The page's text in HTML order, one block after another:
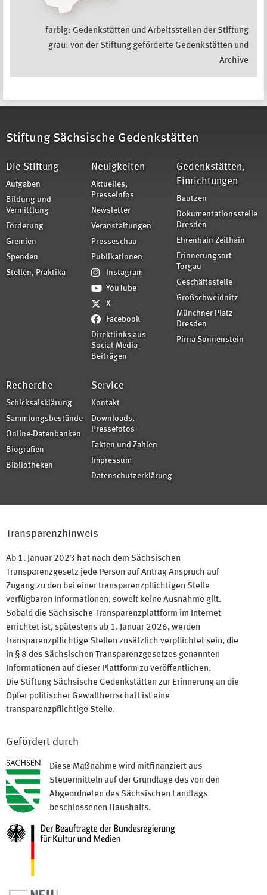
farbig: Gedenkstätten und Arbeitsstellen der Stiftung
grau: von der Stiftung geförderte Gedenkstätten und
Archive
Stiftung Sächsische Gedenkstätten
Die Stiftung
Aufgaben
Bildung und
Vermittlung
Förderung
Gremien
Spenden
Stellen, Praktika
Neuigkeiten
Aktuelles,
Presseinfos
Newsletter
Veranstaltungen
Presseschau
Publikationen
Instagram
YouTube
X
Facebook
Direktlinks aus
Social-Media-
Beiträgen
Gedenkstätten,
Einrichtungen
Bautzen
Dokumentationsstelle
Dresden
Ehrenhain Zeithain
Erinnerungsort
Torgau
Geschäftsstelle
Großschweidnitz
Münchner Platz
Dresden
Pirna-Sonnenstein
Recherche
Schicksalsklärung
Sammlungsbestände
Online-Datenbanken
Biografien
Bibliotheken
Service
Kontakt
Downloads,
Pressefotos
Fakten und Zahlen
Impressum
Datenschutzerklärung
Transparenzhinweis
Ab 1. Januar 2023 hat nach dem Sächsischen
Transparenzgesetz jede Person auf Antrag Anspruch auf
Zugang zu den bei einer transparenzpflichtigen Stelle
verfügbaren Informationen, soweit keine Ausnahme gilt.
Sobald die Sächsische Transparenzplattform im Internet
errichtet ist, spätestens ab 1. Januar 2026, werden
transparenzpflichtige Stellen zusätzlich verpflichtet sein, die
in § 8 des Sächsischen Transparenzgesetzes genannten
Informationen auf dieser Plattform zu veröffentlichen.
Die Stiftung Sächsische Gedenkstätten zur Erinnerung an die
Opfer politischer Gewaltherrschaft ist eine
transparenzpflichtige Stelle.
Gefördert durch
Diese Maßnahme wird mitfinanziert aus
Steuermitteln auf der Grundlage des von den
Abgeordneten des Sächsischen Landtags
beschlossenen Haushalts.